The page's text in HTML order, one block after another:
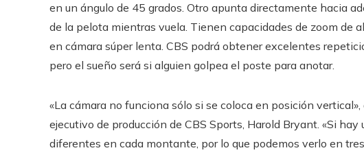
en un ángulo de 45 grados. Otro apunta directamente hacia
de la pelota mientras vuela. Tienen capacidades de zoom de
en cámara súper lenta. CBS podrá obtener excelentes
pero el sueño será si alguien golpea el poste para anotar.
«La cámara no funciona sólo si se coloca en posición
ejecutivo de producción de CBS Sports, Harold Bryant. «Si
diferentes en cada montante, por lo que podemos verlo en